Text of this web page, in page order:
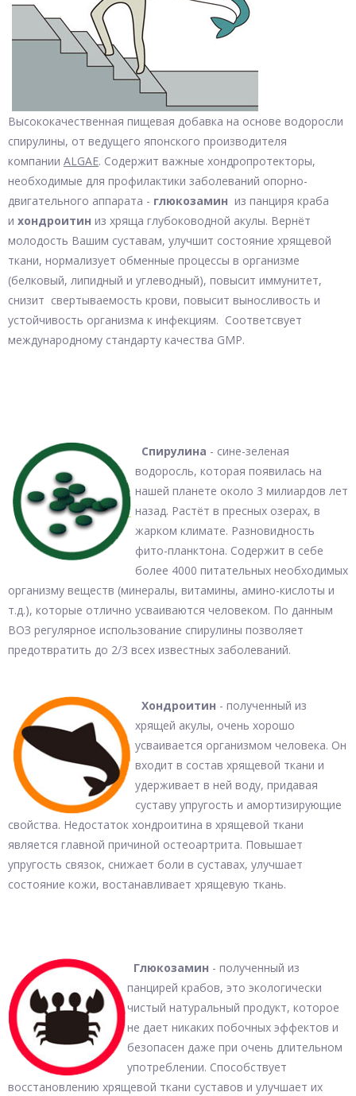
Высококачественная пищевая добавка на основе водоросли
спирулины, от ведущего японского производителя
компании ALGAE. Содержит важные хондропротекторы,
необходимые для профилактики заболеваний опорно-
двигательного аппарата - глюкозамин из панциря краба
и хондроитин из хряща глубоководной акулы. Вернёт
молодость Вашим суставам, улучшит состояние хрящевой
ткани, нормализует обменные процессы в организме
(белковый, липидный и углеводный), повысит иммунитет,
снизит свертываемость крови, повысит выносливость и
устойчивость организма к инфекциям. Соответсвует
международному стандарту качества GMP.
Спирулина - сине-зеленая
водоросль, которая появилась на
нашей планете около 3 милиардов лет
назад. Растёт в пресных озерах, в
жарком климате. Разновидность
фито-планктона. Содержит в себе
более 4000 питательных необходимых
организму веществ (минералы, витамины, амино-кислоты и
т.д.), которые отлично усваиваются человеком. По данным
ВОЗ регулярное использование спирулины позволяет
предотвратить до 2/3 всех известных заболеваний.
Хондроитин - полученный из
хрящей акулы, очень хорошо
усваивается организмом человека. Он
входит в состав хрящевой ткани и
удерживает в ней воду, придавая
суставу упругость и амортизирующие
свойства. Недостаток хондроитина в хрящевой ткани
является главной причиной остеоартрита. Повышает
упругость связок, снижает боли в суставах, улучшает
состояние кожи, востанавливает хрящевую ткань.
Глюкозамин - полученный из
панцирей крабов, это экологически
чистый натуральный продукт, которое
не дает никаких побочных эффектов и
безопасен даже при очень длительном
употреблении. Способствует
восстановлению хрящевой ткани суставов и улучшает их